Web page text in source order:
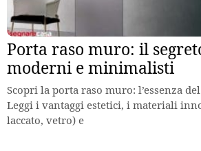
Porta raso muro: il
moderni e minimalisti
Scopri la porta raso muro: l’essenza
Leggi i vantaggi estetici, i materiali
laccato, vetro) e